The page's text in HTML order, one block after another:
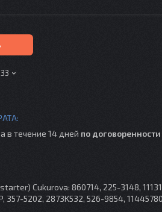
в течение 14 дней по договоренности
Cukurova: 860714, 225-3148,
357-5202, 2873K532, 526-9854,